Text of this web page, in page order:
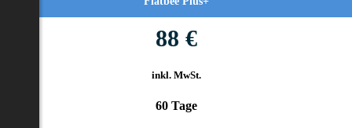
88 €
inkl. MwSt.
60 Tage